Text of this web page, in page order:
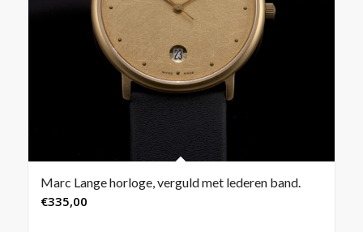
Marc Lange horloge, verguld met lederen band.
€335,00